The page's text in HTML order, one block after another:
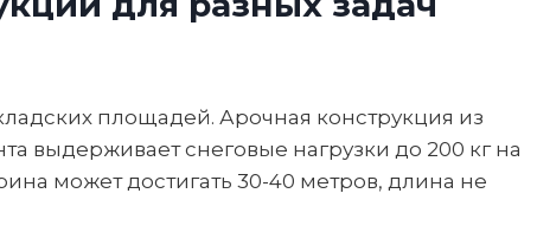
площадей. Арочная конструкция из
выдерживает снеговые нагрузки до 200 кг на
может достигать 30-40 метров, длина не